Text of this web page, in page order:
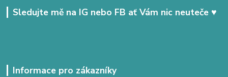
Sledujte mě na IG nebo FB ať Vám nic neuteče ♥
Informace pro zákazníky